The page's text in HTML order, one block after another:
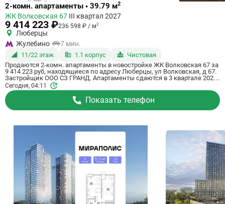
Ссылка
квартиру
2-комн. апартаменты • 39.79 м2
ЖК Волковская 67 III квартал 2027
9 414 223 ₽236 598 ₽ / м2
Люберцы
Жулебино
7 мин.
11/22 этаж 1.1 корпус
Чистовая
Продаются 2-комн. апартаменты в новостройке ЖК Волковская 67 за
9 414 223 руб, находящиеся по адресу Люберцы, ул Волковская, д 67.
Застройщик ООО СЗ ГРАНД. Апартаменты сдаются в 3 квартале 2027
года с чистовой отделкой, в 20 минутах на машине от станции
метрополитена Некрасовка. Общая площадь апартаментов - 39.79 кв.
м. Этаж 11 из 21. ID апартаментов на СтройкиРУ 725276, назовите его
когда будете звонить.
Сегодня, 04:11
Показать телефон